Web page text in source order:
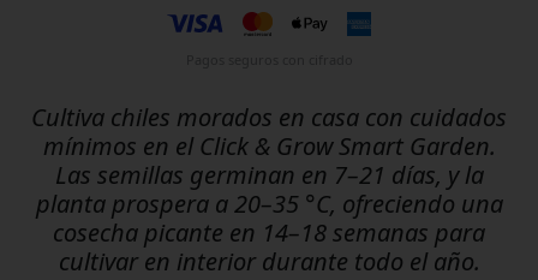
Cultiva chiles morados en casa con cuidados
mínimos en el Click & Grow Smart Garden.
Las semillas germinan en 7–21 días, y la
planta prospera a 20–35 °C, ofreciendo una
cosecha picante en 14–18 semanas para
cultivar en interior durante todo el año.